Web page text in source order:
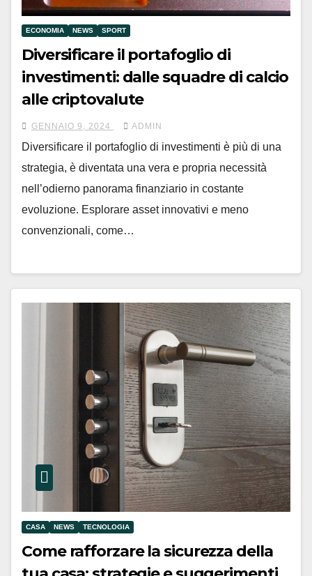
ECONOMIA NEWS SPORT
Diversificare il portafoglio di
investimenti: dalle squadre di calcio
alle criptovalute
GENNAIO 9, 2024 ADMIN
Diversificare il portafoglio di investimenti è più di una
strategia, è diventata una vera e propria necessità
nell’odierno panorama finanziario in costante
evoluzione. Esplorare asset innovativi e meno
convenzionali, come…
CASA NEWS TECNOLOGIA
Come rafforzare la sicurezza della